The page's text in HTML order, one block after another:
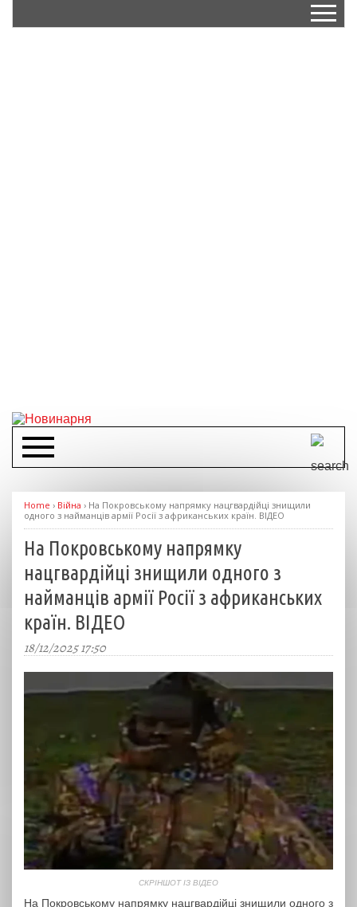
Home › Війна › На Покровському напрямку нацгвардійці знищили
одного з найманців армії Росії з африканських країн. ВІДЕО
На Покровському напрямку
нацгвардійці знищили одного з
найманців армії Росії з африканських
країн. ВІДЕО
18/12/2025 17:50
СКРІНШОТ ІЗ ВІДЕО
На Покровському напрямку нацгвардійці знищили одного з